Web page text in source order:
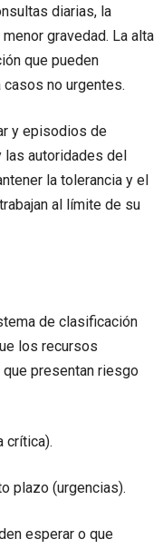
diarias, la
gravedad. La alta
que pueden
no urgentes.
y episodios de
autoridades del
la tolerancia y el
al límite de su
de clasificación
los recursos
presentan riesgo
crítica).
plazo (urgencias).
esperar o que